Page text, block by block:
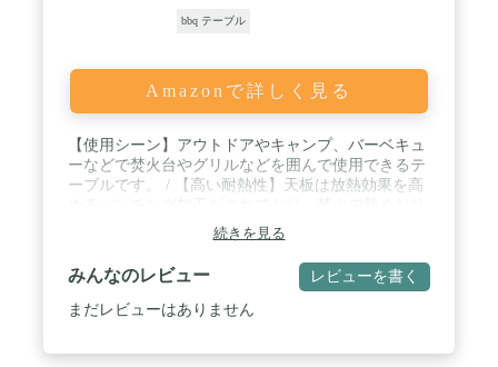
BBQテーブル:スチール ミニテーブル:スチール /
ますので安心してお使い頂けます。 詳しくはコー
ルマンHPのパーツリストをご確認ください。
bbq テーブル
Amazonで詳しく見る
【使用シーン】アウトドアやキャンプ、バーベキュ
ーなどで焚火台やグリルなどを囲んで使用できるテ
ーブルです。 / 【高い耐熱性】天板は放熱効果を高
過ぎることを防ぎます。ダッチオーブンなど熱い調
理器具を直接置くこともできます。 / 【ステンレス
製】本体はサビに強いステンレス製で、お手入れも
簡単です。火のそばで使用しても熱による変形や劣
化が少なく耐久性に優れています。 / 【安全性】焚
続きを見る
みんなのレビュー レビューを書く
まだレビューはありません